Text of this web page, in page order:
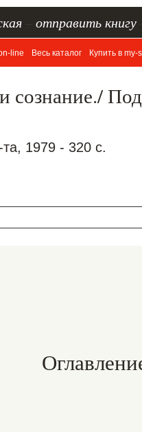
отправить книгу
line Весь каталог Купить в my-
сознание./
1979 - 320 с.